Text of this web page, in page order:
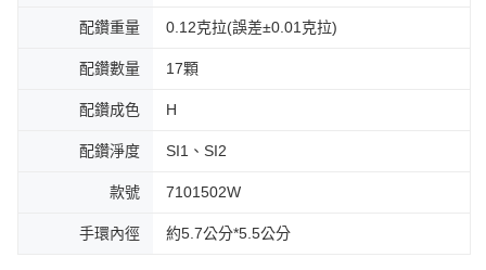
配鑽重量 0.12克拉(誤差±0.01克拉)
配鑽數量 17顆
配鑽成色 H
配鑽淨度 SI1、SI2
款號 7101502W
手環內徑 約5.7公分*5.5公分